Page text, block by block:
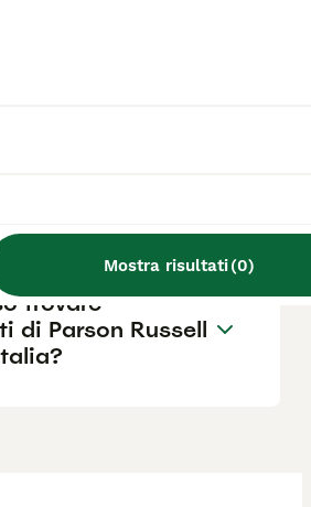
Mostra risultati(0)
un Parson
trovare
di Parson Russell